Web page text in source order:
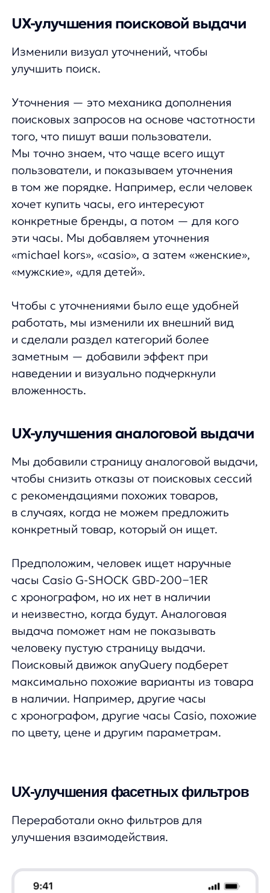
вложенность.
чтобы снизить отказы от поисковых сессий
с рекомендациями похожих товаров,
в случаях, когда не можем предложить
конкретный товар, который он ищет.
Предположим, человек ищет наручные
часы Casio G-SHOCK GBD-200−1ER
с хронографом, но их нет в наличии
и неизвестно, когда будут. Аналоговая
выдача поможет нам не показывать
человеку пустую страницу выдачи.
Поисковый движок anyQuery подберет
максимально похожие варианты из товара
с хронографом, другие часы Casio, похожие
по цвету, цене и другим параметрам.
UX-улучшения аналоговой выдачи
Переработали окно фильтров для
UX-улучшения фасетных фильтров